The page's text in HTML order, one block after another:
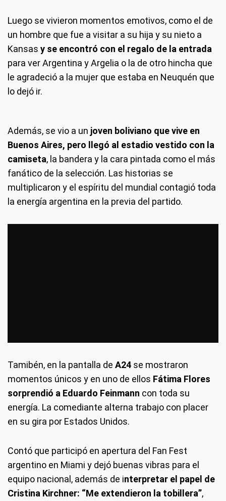
Luego se vivieron momentos emotivos, como el de
un hombre que fue a visitar a su hija y su nieto a
Kansas y se encontró con el regalo de la entrada
para ver Argentina y Argelia o la de otro hincha que
le agradeció a la mujer que estaba en Neuquén que
lo dejó ir.
Además, se vio a un joven boliviano que vive en
Buenos Aires, pero llegó al estadio vestido con la
camiseta, la bandera y la cara pintada como el más
fanático de la selección. Las historias se
multiplicaron y el espíritu del mundial contagió toda
la energía argentina en la previa del partido.
Tamibén, en la pantalla de A24 se mostraron
momentos únicos y en uno de ellos Fátima Flores
sorprendió a Eduardo Feinmann con toda su
energía. La comediante alterna trabajo con placer
en su gira por Estados Unidos.
Contó que participó en apertura del Fan Fest
argentino en Miami y dejó buenas vibras para el
equipo nacional, además de interpretar el papel de
Cristina Kirchner: “Me extendieron la tobillera”,